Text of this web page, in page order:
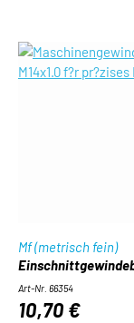
Mf (metrisch fein)
Art-Nr. 66354
10,70 €